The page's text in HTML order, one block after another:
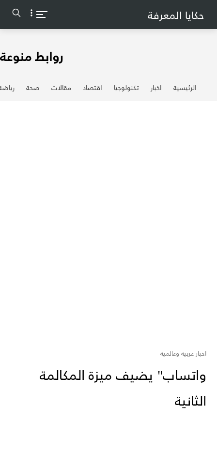
حكايا المعرفة
روابط منوعة
الرئيسية اخبار تكنولوجيا اقتصاد مقالات صحة
اخبار عربية وعالمية
واتساب" يضيف ميزة المكالمة
الثانية